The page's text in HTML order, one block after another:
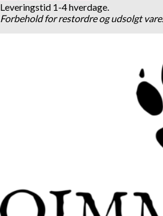
Leveringstid 1-4 hverdage.
Forbehold for restordre og udsolgt vare.